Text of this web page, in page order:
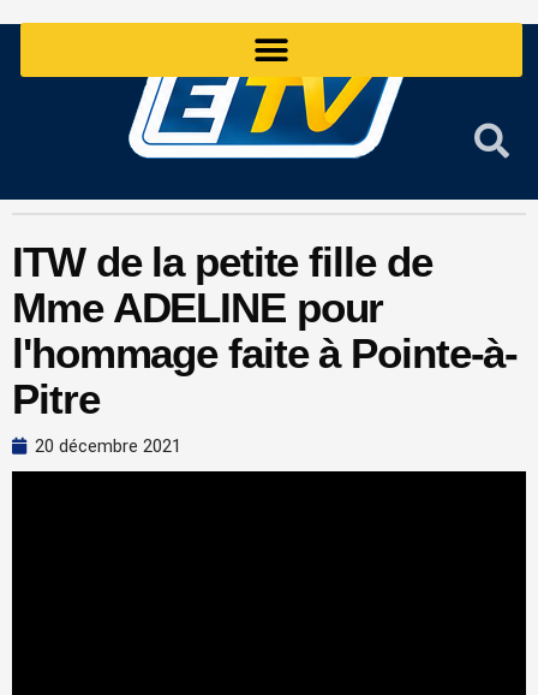
ITW de la petite fille de
Mme ADELINE pour
l'hommage faite à Pointe-à-
Pitre
20 décembre 2021